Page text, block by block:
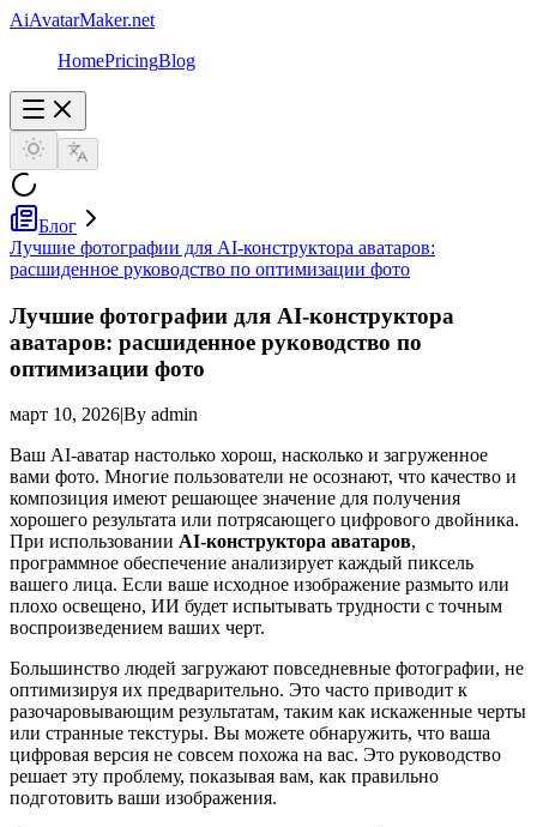
AiAvatarMaker.net
HomePricingBlog
Блог
Лучшие фотографии для AI-конструктора аватаров:
расшиденное руководство по оптимизации фото
Лучшие фотографии для AI-конструктора
аватаров: расшиденное руководство по
оптимизации фото
март 10, 2026|By admin
Ваш AI-аватар настолько хорош, насколько и загруженное
вами фото. Многие пользователи не осознают, что качество и
композиция имеют решающее значение для получения
хорошего результата или потрясающего цифрового двойника.
При использовании AI-конструктора аватаров,
программное обеспечение анализирует каждый пиксель
вашего лица. Если ваше исходное изображение размыто или
плохо освещено, ИИ будет испытывать трудности с точным
воспроизведением ваших черт.
Большинство людей загружают повседневные фотографии, не
оптимизируя их предварительно. Это часто приводит к
разочаровывающим результатам, таким как искаженные черты
или странные текстуры. Вы можете обнаружить, что ваша
цифровая версия не совсем похожа на вас. Это руководство
решает эту проблему, показывая вам, как правильно
подготовить ваши изображения.